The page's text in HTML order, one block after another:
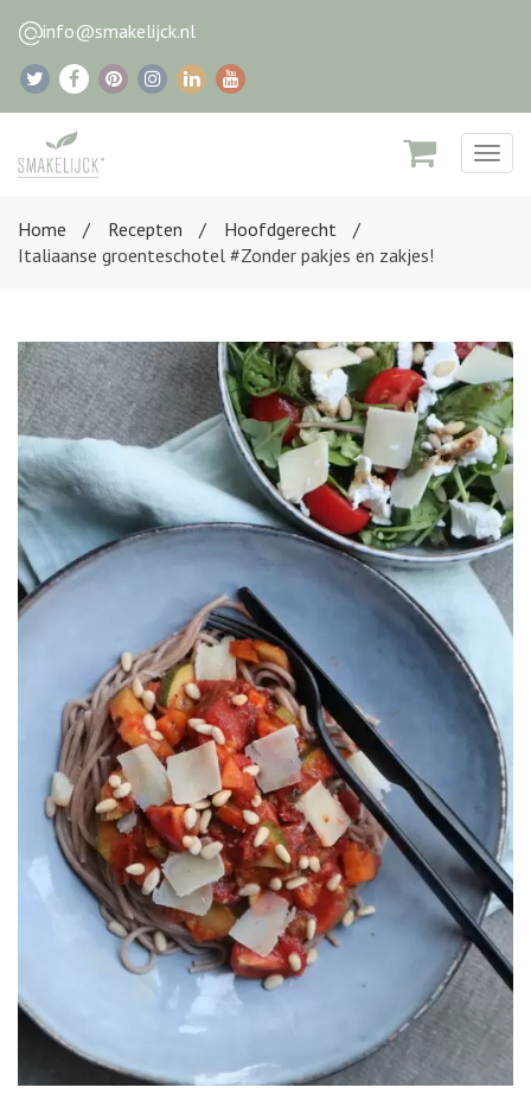
info@smakelijck.nl
Home
Recepten
Hoofdgerecht
Italiaanse groenteschotel #Zonder pakjes en zakjes!